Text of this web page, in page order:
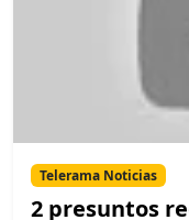
Telerama Noticias
2 presuntos